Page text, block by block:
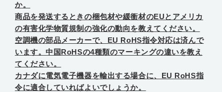
か。
商品を発送するときの梱包材や緩衝材のEUとアメリカ
の有害化学物質規制の強化の動向を教えてください。
空調機の部品メーカーで、EU RoHS指令対応は済んで
います。中国RoHSの4種類のマーキングの違いを教え
てください。
カナダに電気電子機器を輸出する場合に、EU RoHS指
令に適合していればよいでしょうか。